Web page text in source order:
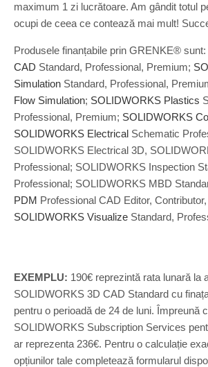
maximum 1 zi lucrătoare. Am gândit totul
ocupi de ceea ce contează mai mult!
Produsele finanțabile prin GRENKE® sunt:
CAD Standard, Professional, Premium;
Simulation Standard, Professional,
Flow Simulation; SOLIDWORKS Plastics
Professional, Premium; SOLIDWORKS
SOLIDWORKS Electrical Schematic
SOLIDWORKS Electrical 3D,
Professional; SOLIDWORKS Inspection
Professional; SOLIDWORKS MBD
PDM Professional CAD Editor,
SOLIDWORKS Visualize Standard,
EXEMPLU: 190€ reprezintă rata lunară la
SOLIDWORKS 3D CAD Standard cu
pentru o perioadă de 24 de luni. Împreună
SOLIDWORKS Subscription Services
ar reprezenta 236€. Pentru o calculație
opțiunilor tale completează formularul